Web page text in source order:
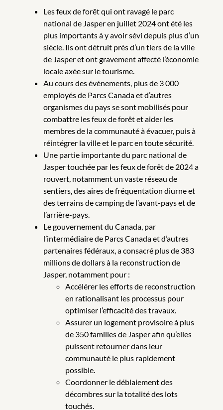
Les feux de forêt qui ont ravagé le parc
national de Jasper en juillet 2024 ont été les
plus importants à y avoir sévi depuis plus d’un
siècle. Ils ont détruit près d’un tiers de la ville
de Jasper et ont gravement affecté l’économie
locale axée sur le tourisme.
Au cours des événements, plus de 3 000
employés de Parcs Canada et d’autres
organismes du pays se sont mobilisés pour
combattre les feux de forêt et aider les
membres de la communauté à évacuer, puis à
réintégrer la ville et le parc en toute sécurité.
Une partie importante du parc national de
Jasper touchée par les feux de forêt de 2024 a
rouvert, notamment un vaste réseau de
sentiers, des aires de fréquentation diurne et
des terrains de camping de l’avant-pays et de
l’arrière-pays.
Le gouvernement du Canada, par
l’intermédiaire de Parcs Canada et d’autres
partenaires fédéraux, a consacré plus de 383
millions de dollars à la reconstruction de
Jasper, notamment pour :
Accélérer les efforts de reconstruction
en rationalisant les processus pour
optimiser l’efficacité des travaux.
Assurer un logement provisoire à plus
de 350 familles de Jasper afin qu’elles
puissent retourner dans leur
communauté le plus rapidement
possible.
Coordonner le déblaiement des
décombres sur la totalité des lots
touchés.